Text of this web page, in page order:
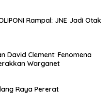
Rampal: JNE Jadi Otak
David Clement: Fenomena
Warganet
Raya Pererat